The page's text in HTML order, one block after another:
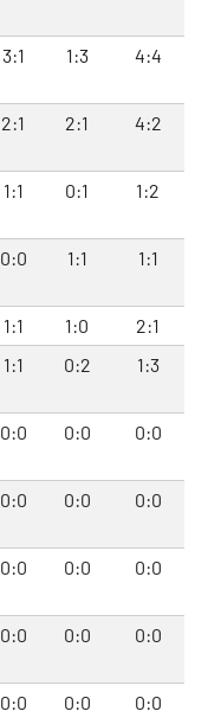
3:1 1:3 4:4
2:1 2:1 4:2
1:1 0:1 1:2
0:0 1:1 1:1
1:1 1:0
2:1
1:1 0:2 1:3
0:0 0:0 0:0
0:0 0:0 0:0
0:0 0:0 0:0
0:0 0:0 0:0
0:0 0:0 0:0